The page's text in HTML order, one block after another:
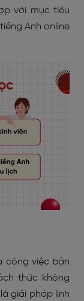
với mục tiêu
Anh online
công việc bận
thức không
giải pháp linh